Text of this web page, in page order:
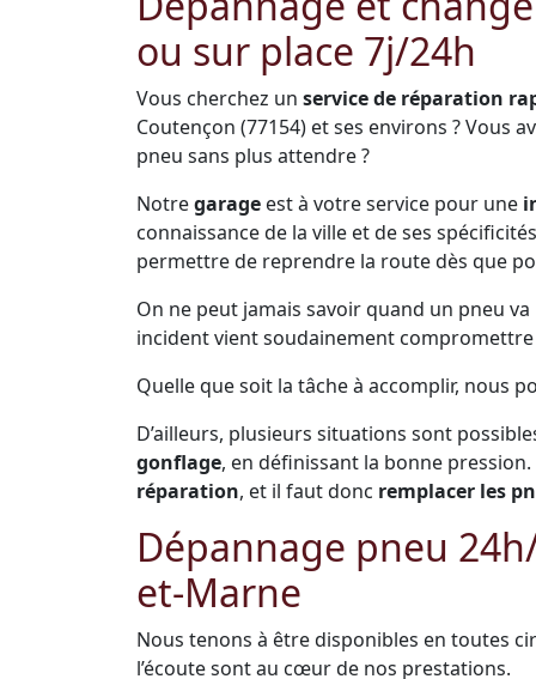
ou sur place 7j/24h
Vous cherchez un service de réparation
Coutençon (77154) et ses environs ? Vous
pneu sans plus attendre ?
Notregarage est à votre service pour une
connaissance de la ville et de ses
permettre de reprendre la route dès que
On ne peut jamais savoir quand un pneu
incident vient soudainement
Quelle que soit la tâche à accomplir, nous
D’ailleurs, plusieurs situations sont
gonflage, en définissant la bonne
réparation, et il faut donc remplacer les
Dépannage pneu
et-Marne
Nous tenons à être disponibles en toutes
l’écoute sont au cœur de nos prestations.